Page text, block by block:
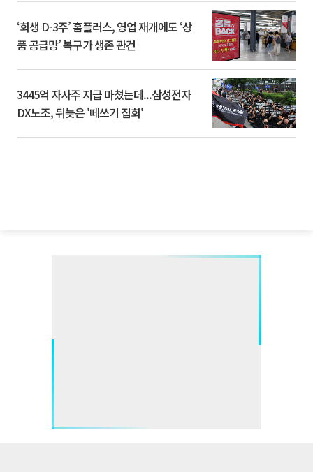
‘회생 D-3주’ 홈플러스, 영업 재개에도 ‘상
품 공급망’ 복구가 생존 관건
3445억 자사주 지급 마쳤는데...삼성전자
DX노조, 뒤늦은 '떼쓰기 집회'